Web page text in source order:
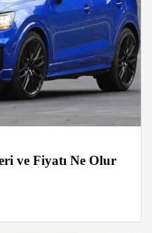
ve Fiyatı Ne Olur